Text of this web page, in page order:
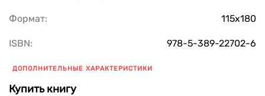
Формат: 115х180
ISBN: 978-5-389-22702-6
ДОПОЛНИТЕЛЬНЫЕ ХАРАКТЕРИСТИКИ
Купить книгу